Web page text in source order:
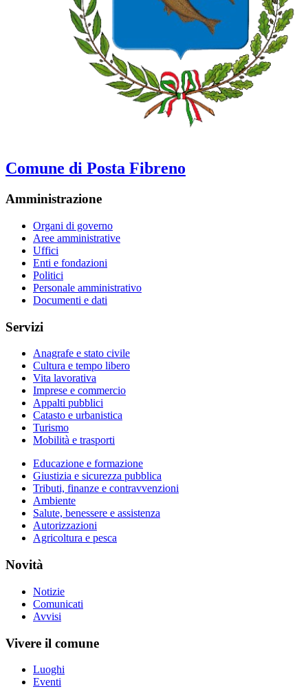
Comune di Posta Fibreno
Amministrazione
Organi di governo
Aree amministrative
Uffici
Enti e fondazioni
Politici
Personale amministrativo
Documenti e dati
Servizi
Anagrafe e stato civile
Cultura e tempo libero
Vita lavorativa
Imprese e commercio
Appalti pubblici
Catasto e urbanistica
Turismo
Mobilità e trasporti
Educazione e formazione
Giustizia e sicurezza pubblica
Tributi, finanze e contravvenzioni
Ambiente
Salute, benessere e assistenza
Autorizzazioni
Agricoltura e pesca
Novità
Notizie
Comunicati
Avvisi
Vivere il comune
Luoghi
Eventi